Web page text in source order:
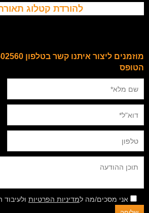
להורדת קטלוג
הטופס
אני מסכים/מה למדיניות הפרטיות